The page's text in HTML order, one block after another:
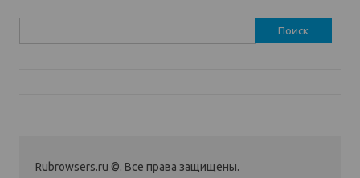
Rubrowsers.ru ©. Все права защищены.